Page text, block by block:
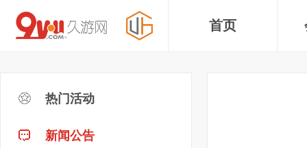
首页
热门活动
新闻公告